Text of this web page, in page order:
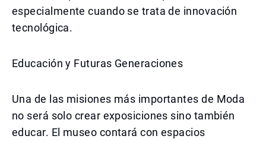
especialmente cuando se trata de innovación
tecnológica.
Educación y Futuras Generaciones
Una de las misiones más importantes de Moda
no será solo crear exposiciones sino también
educar. El museo contará con espacios